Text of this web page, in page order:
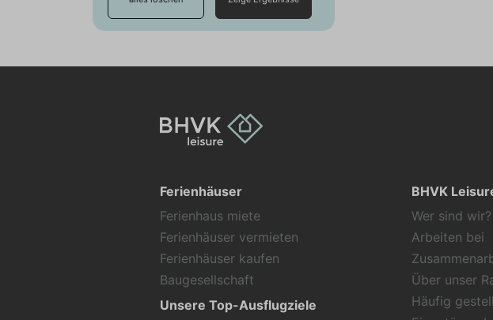
Ferienhäuser
Ferienhaus miete
Ferienhäuser vermieten
Ferienhäuser kaufen
Baugesellschaft
Unsere Top-Ausflugziele
BHVK
Wer sind wir?
Arbeiten bei
Über unser
Häufig